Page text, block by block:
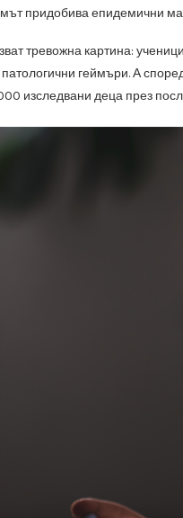
придобива епидемични
тревожна картина:
геймъри. А
изследвани деца през